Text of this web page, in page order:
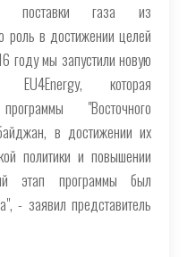
поставки газа из
роль в достижении целей
году мы запустили новую
EU4Energy, которая
"Восточного
в достижении их
политики и повышении
этап программы был
- заявил представитель